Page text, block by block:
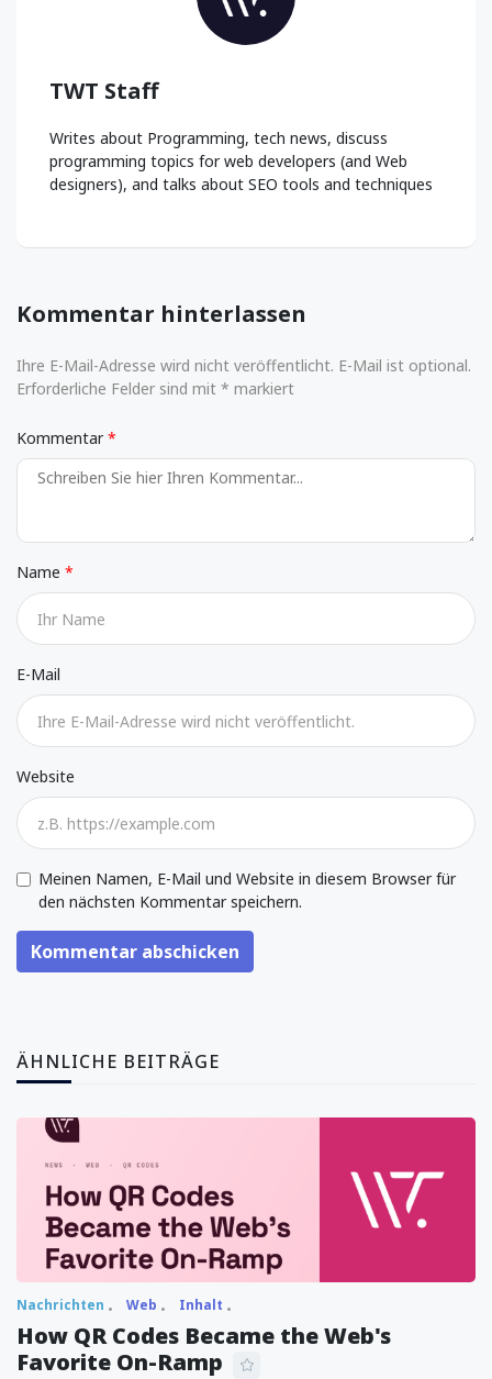
TWT Staff
Writes about Programming, tech news, discuss
programming topics for web developers (and Web
designers), and talks about SEO tools and techniques
Kommentar hinterlassen
Ihre E-Mail-Adresse wird nicht veröffentlicht. E-Mail ist optional.
Erforderliche Felder sind mit * markiert
Kommentar
Name
E-Mail
Website
Meinen Namen, E-Mail und Website in diesem Browser für
den nächsten Kommentar speichern.
Kommentar abschicken
ÄHNLICHE BEITRÄGE
Nachrichten Web Inhalt
How QR Codes Became the Web's
Favorite On-Ramp